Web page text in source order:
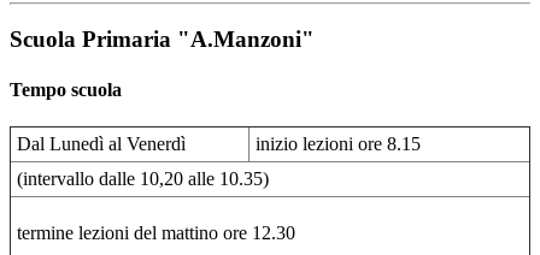
Scuola Primaria "A.Manzoni"
Tempo scuola
Dal Lunedì al Venerdì
inizio lezioni ore 8.15
(intervallo dalle 10,20 alle 10.35)
termine lezioni del mattino ore 12.30